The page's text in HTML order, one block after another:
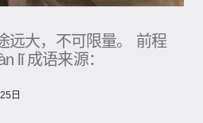
远大，不可限量。 前程
lǐ 成语来源：
日